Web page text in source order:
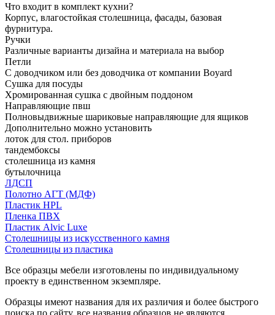
Что входит в комплект кухни?
Корпус, влагостойкая столешница, фасады, базовая
фурнитура.
Ручки
Различные варианты дизайна и материала на выбор
Петли
С доводчиком или без доводчика от компании Boyard
Сушка для посуды
Хромированная сушка с двойным поддоном
Направляющие пвш
Полновыдвижные шариковые направляющие для ящиков
Дополнительно можно установить
лоток для стол. приборов
тандембоксы
столешница из камня
бутылочница
ЛДСП
Полотно АГТ (МДФ)
Пластик HPL
Пленка ПВХ
Пластик Alvic Luxe
Столешницы из искусственного камня
Столешницы из пластика
Все образцы мебели изготовлены по индивидуальному
проекту в единственном экземпляре.
Образцы имеют названия для их различия и более быстрого
поиска по сайту, все названия образцов не являются